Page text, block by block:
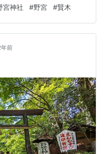
の人々もそうした喜びを
るが、 現われてきたこと
源氏は冷淡な態度を取り
感を源氏に持たれるよう
とも、 もはや疑う余地も
宮神社 #野宮 #賢木
年前